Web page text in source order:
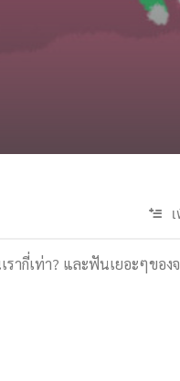
ากี่เท่า? และฟันเยอะๆของ